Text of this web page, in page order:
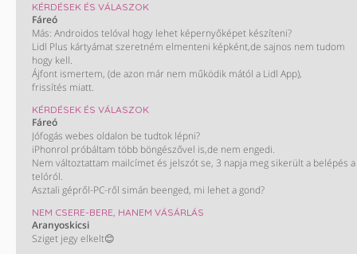
KÉRDÉSEK ÉS VÁLASZOK
Fáreó
Más: Androidos telóval hogy lehet képernyőképet készíteni?
Lidl Plus kártyámat szeretném elmenteni képként,de sajnos nem tudom
hogy kell.
Ájfont ismertem, (de azon már nem működik mától a Lidl App),
frissítés miatt.
KÉRDÉSEK ÉS VÁLASZOK
Fáreó
Jófogás webes oldalon be tudtok lépni?
iPhonrol próbáltam több böngészővel is,de nem engedi.
Nem változtattam mailcímet és jelszót se, 3 napja meg sikerült a belépés a
telóról.
Asztali gépről-PC-ről simán beenged, mi lehet a gond?
NEM CSERE-BERE, HANEM VÁSÁRLÁS
Aranyoskicsi
Sziget jegy elkelt😊